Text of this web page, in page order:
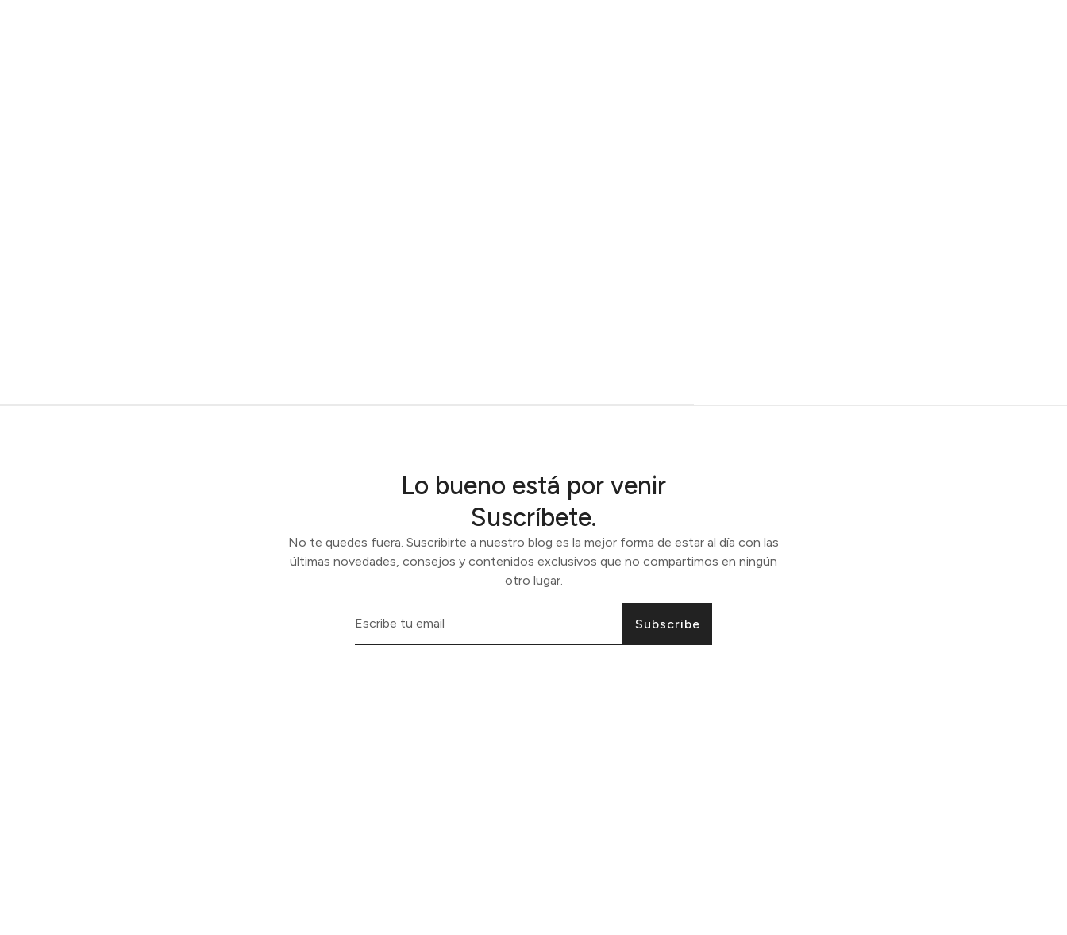
Lo bueno está por venir
Suscríbete.
No te quedes fuera. Suscribirte a nuestro blog es la mejor forma de estar al día con las
últimas novedades, consejos y contenidos exclusivos que no compartimos en ningún
otro lugar.
Subscribe